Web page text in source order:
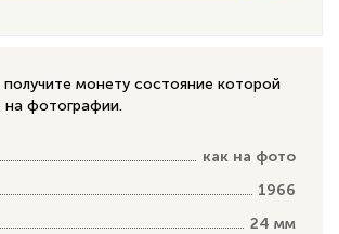
получите монету состояние которой
на фотографии.
как на фото
1966
24 мм